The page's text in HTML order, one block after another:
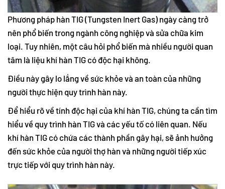
Phương pháp hàn TIG (Tungsten Inert Gas) ngày càng trở
nên phổ biến trong ngành công nghiệp và sửa chữa kim
loại. Tuy nhiên, một câu hỏi phổ biến mà nhiều người quan
tâm là liệu khí hàn TIG có độc hại không.
Điều này gây lo lắng về sức khỏe và an toàn của những
người thực hiện quy trình hàn này.
Để hiểu rõ về tính độc hại của khí hàn TIG, chúng ta cần tìm
hiểu về quy trình hàn TIG và các yếu tố có liên quan. Nếu
khí hàn TIG có chứa các thành phần gây hại, sẽ ảnh hưởng
đến sức khỏe của người thợ hàn và những người tiếp xúc
trực tiếp với quy trình hàn này.